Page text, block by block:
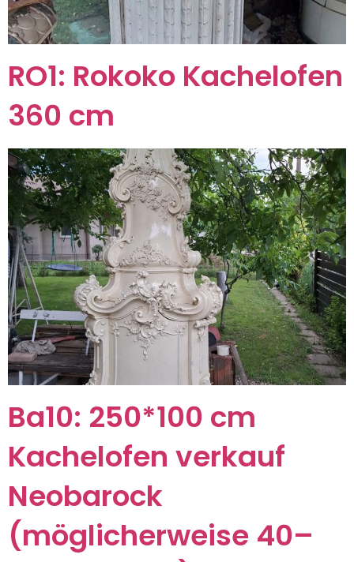
RO1: Rokoko Kachelofen
360 cm
Ba10: 250*100 cm
Kachelofen verkauf
Neobarock
(möglicherweise 40–